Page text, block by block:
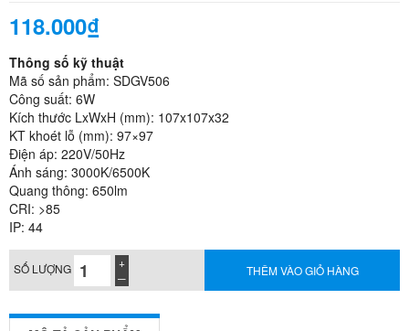
118.000₫
Thông số kỹ thuật
Mã số sản phẩm: SDGV506
Công suất: 6W
Kích thước LxWxH (mm): 107x107x32
KT khoét lỗ (mm): 97×97
Điện áp: 220V/50Hz
Ánh sáng: 3000K/6500K
Quang thông: 650lm
CRI: >85
IP: 44
SỐ LƯỢNG THÊM VÀO GIỎ HÀNG